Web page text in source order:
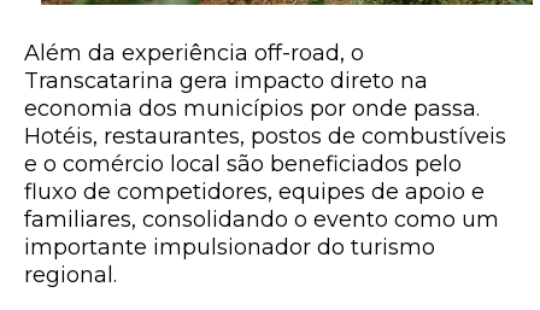
Além da experiência off-road, o
Transcatarina gera impacto direto na
economia dos municípios por onde passa.
Hotéis, restaurantes, postos de combustíveis
e o comércio local são beneficiados pelo
fluxo de competidores, equipes de apoio e
familiares, consolidando o evento como um
importante impulsionador do turismo
regional.